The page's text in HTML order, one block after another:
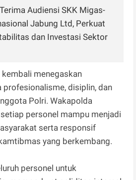
Audiensi SKK Migas-
Jabung Ltd, Perkuat
dan Investasi Sektor
kembali menegaskan
profesionalisme, disiplin, dan
Polri. Wakapolda
personel mampu menjadi
serta responsif
yang berkembang.
personel untuk